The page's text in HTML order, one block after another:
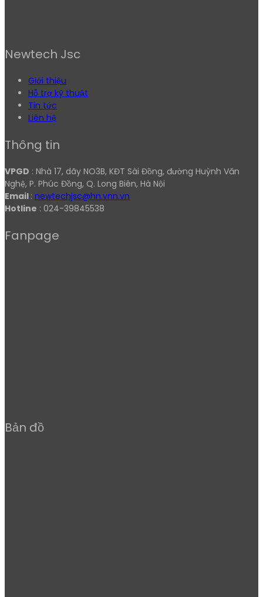
Newtech Jsc
Giới thiệu
Hỗ trợ kỹ thuật
Tin tức
Liên hệ
Thông tin
VPGD : Nhà 17, dãy NO3B, KĐT Sài Đồng, đường Huỳnh Văn
Nghệ, P. Phúc Đồng, Q. Long Biên, Hà Nội
Email : newtechjsc@hn.vnn.vn
Hotline : 024-39845538
Fanpage
Bản đồ